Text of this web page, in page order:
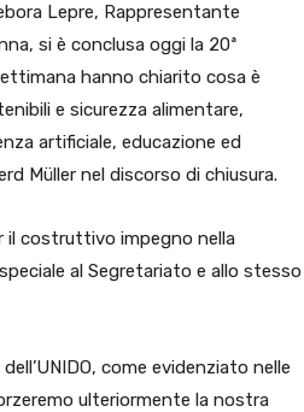
Lepre, Rappresentante
si è conclusa oggi la 20ª
hanno chiarito cosa è
e sicurezza alimentare,
artificiale, educazione ed
Müller nel discorso di chiusura.
il costruttivo impegno nella
al Segretariato e allo stesso
come evidenziato nelle
ulteriormente la nostra